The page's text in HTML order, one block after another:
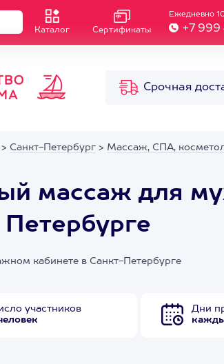
Каталог Сертификаты
Ежедневно
+7 999
Срочная
> Санкт-Петербург > Массаж, СПА,
массаж для
кабинете в Санкт-Петербурге
участников
Дни